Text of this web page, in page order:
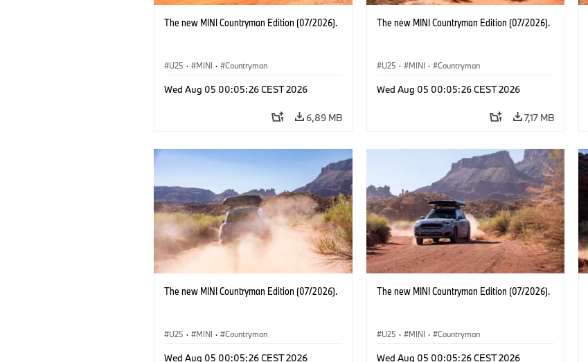
The new MINI Countryman Edition (07/2026).
U25 · MINI · Countryman
Wed Aug 05 00:05:26 CEST 2026
6,89 MB
The new MINI Countryman Edition (07/2026).
U25 · MINI · Countryman
Wed Aug 05 00:05:26 CEST 2026
7,17 MB
The new MINI Countryman Edition (07/2026).
U25 · MINI · Countryman
Wed Aug 05 00:05:26 CEST 2026
The new MINI Countryman Edition (07/2026).
U25 · MINI · Countryman
Wed Aug 05 00:05:26 CEST 2026